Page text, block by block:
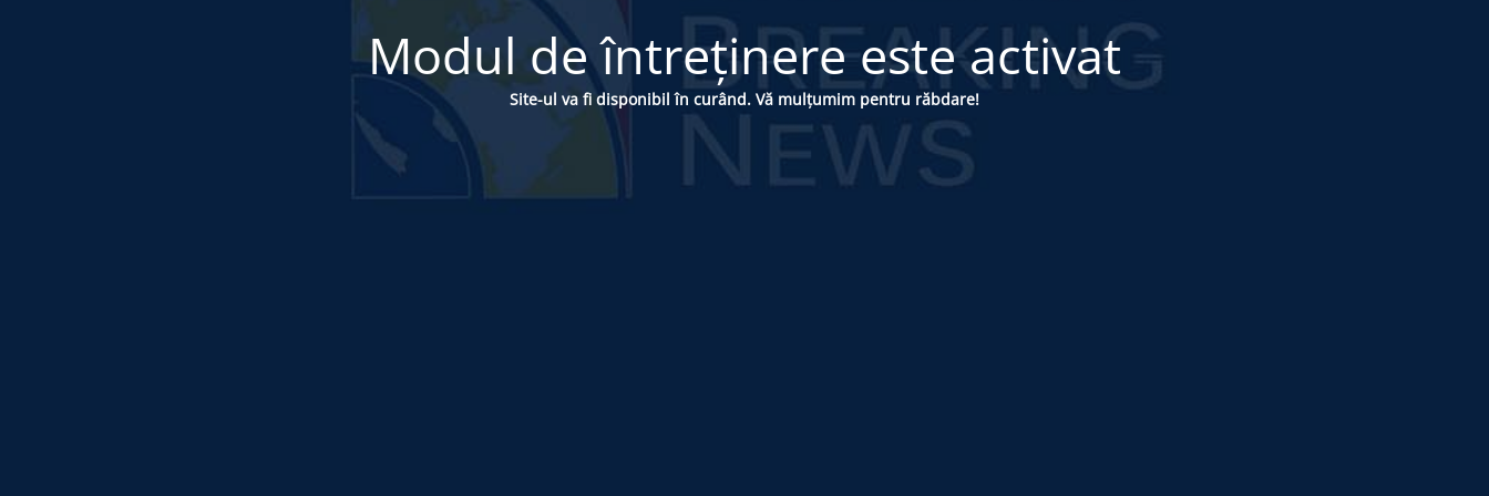
Modul de întreținere este activat
Site-ul va fi disponibil în curând. Vă mulțumim pentru răbdare!